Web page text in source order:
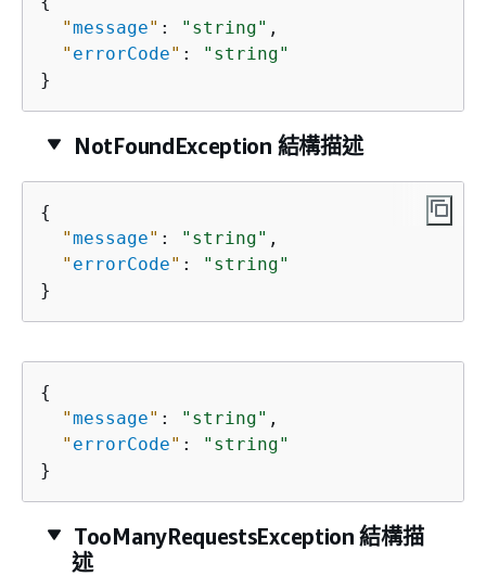
"message" : "string" ,
" errorCode" :
"string"
}
NotFoundException 結構描述
{
"message" : "string" ,
" errorCode" :
"string"
}
{
"message" : "string" ,
" errorCode" :
"string"
}
TooManyRequestsException 結構描
述